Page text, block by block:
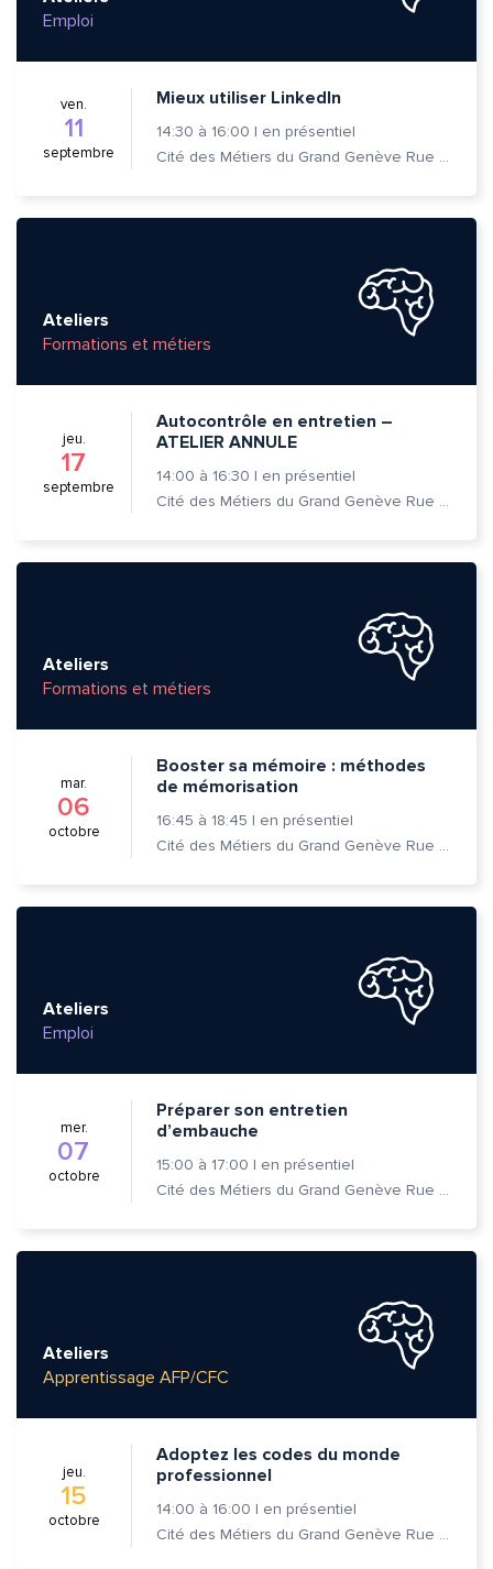
Emploi
ven.
11
septembre
Mieux utiliser LinkedIn
14:30 à 16:00 | en présentiel
Cité des Métiers du Grand Genève Rue Prévost-Martin 6 1205 Genève
Ateliers
Formations et métiers
jeu.
17
septembre
Autocontrôle en entretien –
ATELIER ANNULE
14:00 à 16:30 | en présentiel
Cité des Métiers du Grand Genève Rue Prévost-Martin 6 1205 Genève
Ateliers
Formations et métiers
mar.
06
octobre
Booster sa mémoire : méthodes
de mémorisation
16:45 à 18:45 | en présentiel
Cité des Métiers du Grand Genève Rue Prévost-Martin 6 1205 Genève
Ateliers
Emploi
mer.
07
octobre
Préparer son entretien
d’embauche
15:00 à 17:00 | en présentiel
Cité des Métiers du Grand Genève Rue Prévost-Martin 6 1205 Genève
Ateliers
Apprentissage AFP/CFC
jeu.
15
octobre
Adoptez les codes du monde
professionnel
14:00 à 16:00 | en présentiel
Cité des Métiers du Grand Genève Rue Prévost-Martin 6 1205 Genève
Message*
Commentaire*